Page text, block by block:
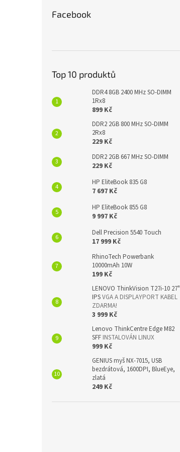
Facebook
Top 10 produktů
DDR4 8GB 2400 MHz SO-DIMM
1Rx8
899 Kč
DDR2 2GB 800 MHz SO-DIMM
2Rx8
229 Kč
DDR2 2GB 667 MHz SO-DIMM
229 Kč
HP EliteBook 835 G8
7 697 Kč
HP EliteBook 855 G8
9 997 Kč
Dell Precision 5540 Touch
17 999 Kč
RhinoTech Powerbank
10000mAh 10W
199 Kč
LENOVO ThinkVision T27i-10 27"
IPSVGA A DISPLAYPORT KABEL
ZDARMA!
3 999 Kč
Lenovo ThinkCentre Edge M82
SFF INSTALOVÁN LINUX
999 Kč
GENIUS myš NX-7015, USB
bezdrátová, 1600DPI, BlueEye,
zlatá
249 Kč